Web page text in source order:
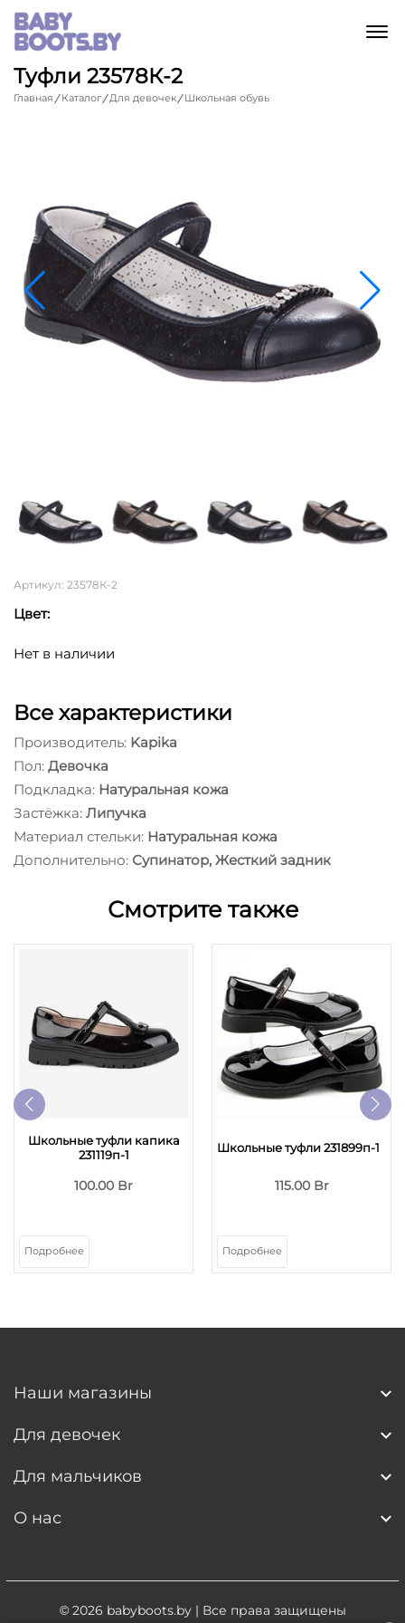
Туфли 23578К-2
Главная Каталог Для девочек Школьная обувь
Артикул: 23578К-2
Цвет:
Нет в наличии
Все характеристики
Производитель: Kapika
Пол: Девочка
Подкладка: Натуральная кожа
Застёжка: Липучка
Материал стельки: Натуральная кожа
Дополнительно: Супинатор, Жесткий задник
Смотрите также
Школьные туфли капика
231119п-1
100.00 Br
Подробнее
Школьные туфли 231899п-1
115.00 Br
Подробнее
Наши магазины
Для девочек
Для мальчиков
О нас
© 2026 babyboots.by| Все права защищены